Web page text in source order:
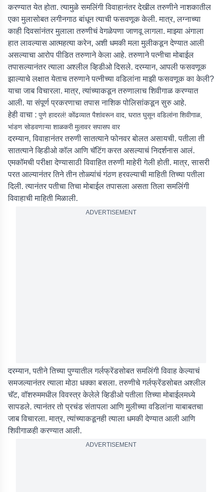
करण्यात येत होता. त्यामुळे समलिंगी विवाहानंतर देखील तरुणीने नाशकातील
एका मुलासोबत लगीनगाठ बांधून त्याची फसवणूक केली. मात्र, लग्नाच्या
काही दिवसांनंतर मुलाला तरुणीचं वेगळेपणा जाणवू लागला. माझ्या अंगाला
हात लावल्यास आत्महत्या करेन, अशी धमकी मला मुलीकडून देण्यात आली
असल्याचा आरोप पीडित तरुणाने केला आहे. तरुणाने पत्नीचा मोबाईल
तपासल्यानंतर त्याला अश्लील व्हिडीओ दिसले. दरम्यान, आपली फसवणूक
झाल्याचे लक्षात येताच तरुणाने पत्नीच्या वडिलांना माझी फसवणूक का केली?
याचा जाब विचारला. मात्र, त्यांच्याकडून तरुणालाच शिवीगाळ करण्यात
आली. या संपूर्ण प्रकरणाचा तपास नाशिक पोलिसांकडून सुरु आहे.
हेही वाचा : पुणे हादरलं! कोंढव्यात पैशांवरून वाद, घरात घुसून वडिलांना शिवीगाळ,
भांडण सोडवणाऱ्या शाळकरी मुलावर सपासप वार
दरम्यान, विवाहानंतर तरुणी सातत्याने फोनवर बोलत असायची. पतीला ती
सातत्याने व्हिडीओ कॉल आणि चॅटिंग करत असल्याचं निदर्शनास आलं.
एमकॉमची परीक्षा देण्यासाठी विवाहित तरुणी माहेरी गेली होती. मात्र, सासरी
परत आल्यानंतर तिने तीन तोळ्यांचं गंठण हरवल्याची माहिती तिच्या पतीला
दिली. त्यानंतर पतीचा तिचा मोबाईल तपासला असता तिला समलिंगी
विवाहाची माहिती मिळाली.
ADVERTISEMENT
दरम्यान, पतीने तिच्या पुण्यातील गर्लफ्रेंडसोबत समलिंगी विवाह केल्याचं
समजल्यानंतर त्याला मोठा धक्का बसला. तरुणीचे गर्लफ्रेंडसोबत अश्लील
चॅट, वॉशरुममधील विवस्त्र केलेले व्हिडीओ पतीला तिच्या मोबाईलमध्ये
सापडले. त्यानंतर तो प्रचंड संतापला आणि मुलीच्या वडिलांना याबाबतचा
जाब विचारला. मात्र, त्यांच्याकडूनही त्याला धमकी देण्यात आली आणि
शिवीगाळही करण्यात आली.
ADVERTISEMENT